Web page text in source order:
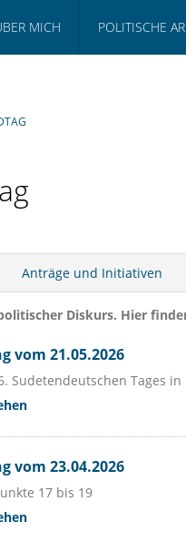
MICH POLITISCHE
Anträge und Initiativen
Diskurs. Hier
vom 21.05.2026
Sudetendeutschen Tages in
vom 23.04.2026
17 bis 19